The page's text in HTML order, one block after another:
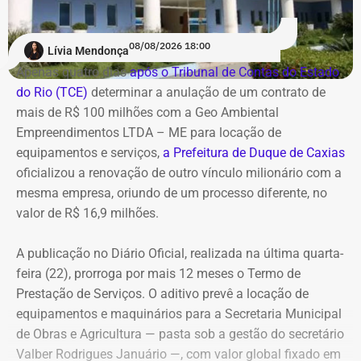
A contratação ocorre em meio ao endurecimento das
ações de compliance da companhia, que recentemente
reforçou auditorias internas em parceria com o GSI e a
Casa Civil.
A empresa também destaca que não possui SUVs
blindados em sua frota própria, razão pela qual optou
pela locação dos veículos por meio de adesão à ata do
GSI.
Os veículos serão destinados exclusivamente aos
Suprimentos (DSU) e Segurança e Governança (DSG). O
contrato foi firmado com a empresa Rei dos Blindados
Locação de Veículos Ltda. e prevê a locação de quatro
SUVs zero quilômetro, com blindagem nível III-A, sem
motorista e sem fornecimento de combustível.
Lívia Mendonça08/08/2026 18:00
Apenas quatro diasapós o Tribunal de Contas do Estado
do Rio (TCE) determinar a anulação de um contrato de
mais de R$ 100 milhões com a Geo Ambiental
Empreendimentos LTDA – ME para locação de
equipamentos e serviços, a Prefeitura de Duque de Caxias
oficializou a renovação de outro vínculo milionário com a
mesma empresa, oriundo de um processo diferente, no
valor de R$ 16,9 milhões.
A publicação no Diário Oficial, realizada na última quarta-
feira (22), prorroga por mais 12 meses o Termo de
Prestação de Serviços. O aditivo prevê a locação de
equipamentos e maquinários para a Secretaria Municipal
de Obras e Agricultura — pasta sob a gestão do secretário
Valber Rodrigues Januário —, com valor global fixado em